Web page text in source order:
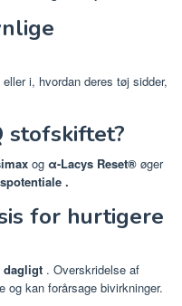
i, hvordan deres tøj sidder,
stofskiftet?
og α-Lacys Reset® øger
.
for hurtigere
dagligt . Overskridelse af
og kan forårsage bivirkninger.